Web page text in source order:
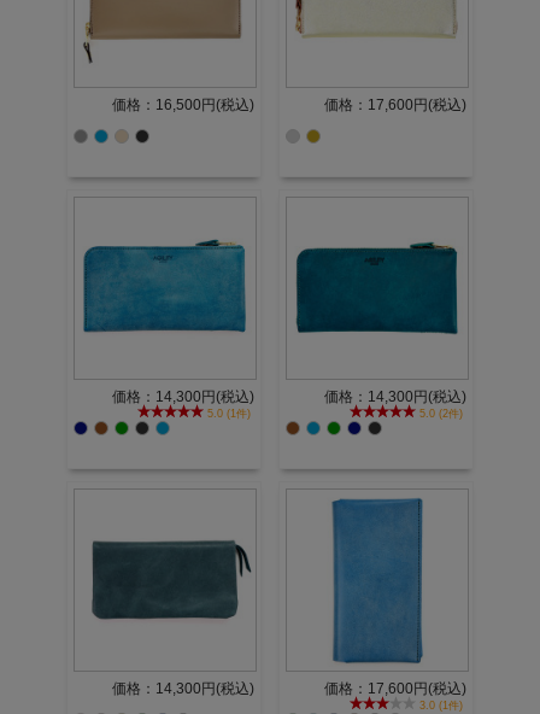
価格：16,500円(税込) 価格：17,600円(税込)
価格：14,300円(税込)
5.0 (1件)
価格：14,300円(税込)
5.0 (2件)
価格：14,300円(税込) 価格：17,600円(税込)
3.0 (1件)